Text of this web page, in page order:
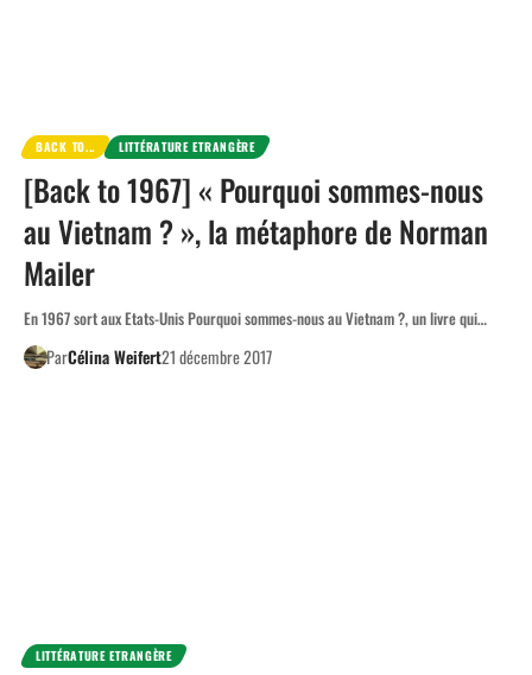
BACK TO... LITTÉRATURE ETRANGÈRE
[Back to 1967] « Pourquoi sommes-nous
au Vietnam ? », la métaphore de Norman
Mailer
En 1967 sort aux Etats-Unis Pourquoi sommes-nous au Vietnam ?, un livre qui…
ParCélina Weifert21 décembre 2017
LITTÉRATURE ETRANGÈRE